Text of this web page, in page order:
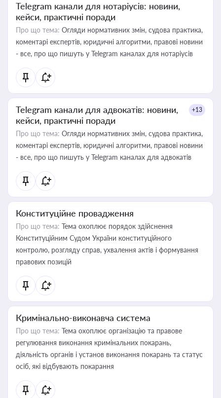
Telegram канали для нотаріусів: новини,
кейси, практичні поради
Про що тема: Огляди нормативних змін, судова практика,
коментарі експертів, юридичні алгоритми, правові новини
- все, про що пишуть у Telegram каналах для нотаріусів
Telegram канали для адвокатів: новини,
кейси, практичні поради
+13
Про що тема: Огляди нормативних змін, судова практика,
коментарі експертів, юридичні алгоритми, правові новини
- все, про що пишуть у Telegram каналах для адвокатів
Конституційне провадження
Про що тема: Тема охоплює порядок здійснення
Конституційним Судом України конституційного
контролю, розгляду справ, ухвалення актів і формування
правових позицій
Кримінально-виконавча система
Про що тема: Тема охоплює організацію та правове
регулювання виконання кримінальних покарань,
діяльність органів і установ виконання покарань та статус
осіб, які відбувають покарання